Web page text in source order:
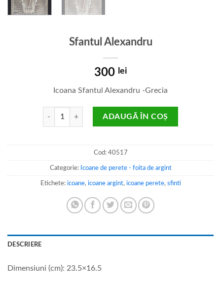
Sfantul Alexandru
300 lei
Icoana Sfantul Alexandru -Grecia
Cantitate Sfantul Alexandru
ADAUGĂ ÎN COȘ
Cod: 40517
Categorie: Icoane de perete - foita de argint
Etichete: icoane, icoane argint, icoane perete, sfinti
DESCRIERE
Dimensiuni (cm): 23.5×16.5